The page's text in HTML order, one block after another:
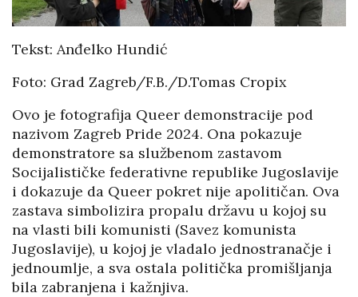
Tekst: Anđelko Hundić
Foto: Grad Zagreb/F.B./D.Tomas Cropix
Ovo je fotografija Queer demonstracije pod
nazivom Zagreb Pride 2024. Ona pokazuje
demonstratore sa službenom zastavom
Socijalističke federativne republike Jugoslavije
i dokazuje da Queer pokret nije apolitičan. Ova
zastava simbolizira propalu državu u kojoj su
na vlasti bili komunisti (Savez komunista
Jugoslavije), u kojoj je vladalo jednostranačje i
jednoumlje, a sva ostala politička promišljanja
bila zabranjena i kažnjiva.